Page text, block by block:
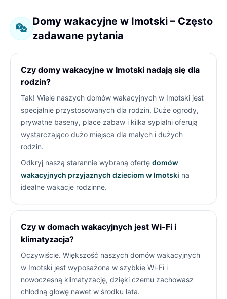
Domy wakacyjne w Imotski – Często
zadawane pytania
Czy domy wakacyjne w Imotski nadają się dla
rodzin?
Tak! Wiele naszych domów wakacyjnych w Imotski jest
specjalnie przystosowanych dla rodzin. Duże ogrody,
prywatne baseny, place zabaw i kilka sypialni oferują
wystarczająco dużo miejsca dla małych i dużych
rodzin.
Odkryj naszą starannie wybraną ofertę domów
wakacyjnych przyjaznych dzieciom w Imotski na
idealne wakacje rodzinne.
Czy w domach wakacyjnych jest Wi-Fi i
klimatyzacja?
Oczywiście. Większość naszych domów wakacyjnych
w Imotski jest wyposażona w szybkie Wi-Fi i
nowoczesną klimatyzację, dzięki czemu zachowasz
chłodną głowę nawet w środku lata.